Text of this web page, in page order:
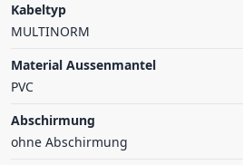
Kabeltyp
MULTINORM
Material Aussenmantel
PVC
Abschirmung
ohne Abschirmung